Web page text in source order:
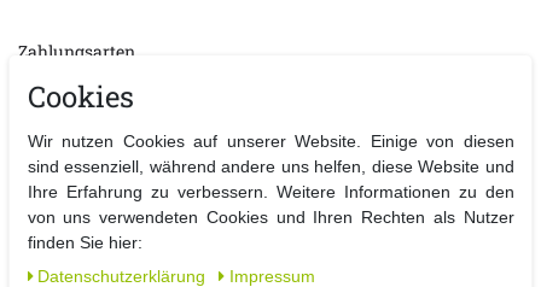
Zahlungsarten
Versandkosten
Kontakt
ZAHLUNGSARTEN
Cookies
Wir nutzen Cookies auf unserer Website. Einige von diesen
sind essenziell, während andere uns helfen, diese Website und
Ihre Erfahrung zu verbessern. Weitere Informationen zu den
von uns verwendeten Cookies und Ihren Rechten als Nutzer
finden Sie hier:
Daten­schutz­erklärung
Impressum